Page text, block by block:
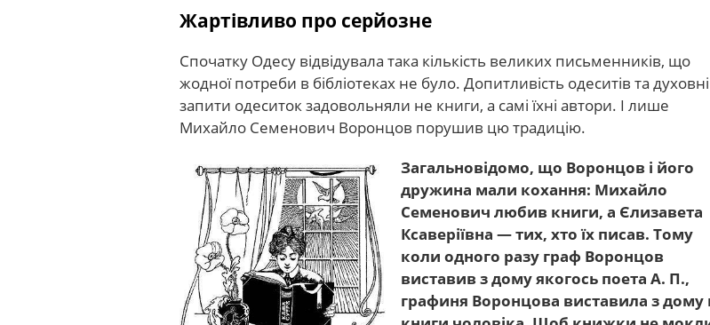
Жартівливо про серйозне
Спочатку Одесу відвідувала така кількість великих письменників, що
жодної потреби в бібліотеках не було. Допитливість одеситів та духовні
запити одеситок задовольняли не книги, а самі їхні автори. І лише
Михайло Семенович Воронцов порушив цю традицію.
Загальновідомо, що Воронцов і його
дружина мали кохання: Михайло
Семенович любив книги, а Єлизавета
Ксаверіївна — тих, хто їх писав. Тому
коли одного разу граф Воронцов
виставив з дому якогось поета А. П.,
графиня Воронцова виставила з дому